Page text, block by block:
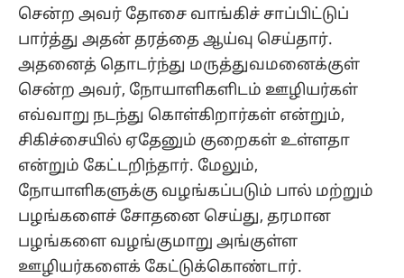
சென்ற அவர் தோசை வாங்கிச் சாப்பிட்டுப்
பார்த்து அதன் தரத்தை ஆய்வு செய்தார்.
அதனைத் தொடர்ந்து மருத்துவமனைக்குள்
சென்ற அவர், நோயாளிகளிடம் ஊழியர்கள்
எவ்வாறு நடந்து கொள்கிறார்கள் என்றும்,
சிகிச்சையில் ஏதேனும் குறைகள் உள்ளதா
என்றும் கேட்டறிந்தார். மேலும்,
நோயாளிகளுக்கு வழங்கப்படும் பால் மற்றும்
பழங்களைச் சோதனை செய்து, தரமான
பழங்களை வழங்குமாறு அங்குள்ள
ஊழியர்களைக் கேட்டுக்கொண்டார்.